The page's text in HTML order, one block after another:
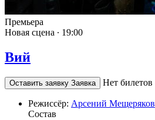
Премьера
Новая сцена ∙ 19:00
Вий
Оставить заявку Заявка Нет билетов
Режиссёр: Арсений Мещеряков
Состав